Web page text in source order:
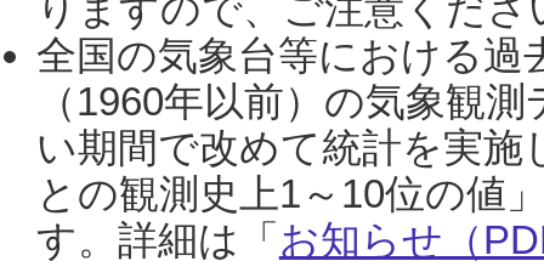
全国の気象台等における過
（1960年以前）の気象観
い期間で改めて統計を実
との観測史上1～10位の値
す。詳細は「 お知らせ（